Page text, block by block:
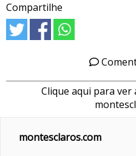
Compartilhe
Clique aqui para ver
montesclaros.com